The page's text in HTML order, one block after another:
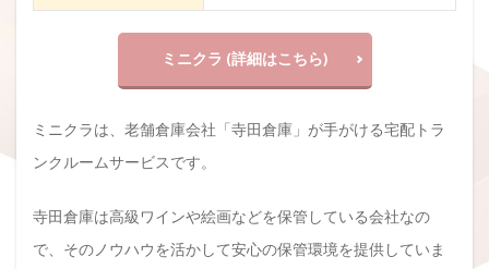
ミニクラ (詳細はこちら)
ミニクラは、老舗倉庫会社「寺田倉庫」が手がける宅配トラ
ンクルームサービスです。
寺田倉庫は高級ワインや絵画などを保管している会社なの
で、そのノウハウを活かして安心の保管環境を提供していま